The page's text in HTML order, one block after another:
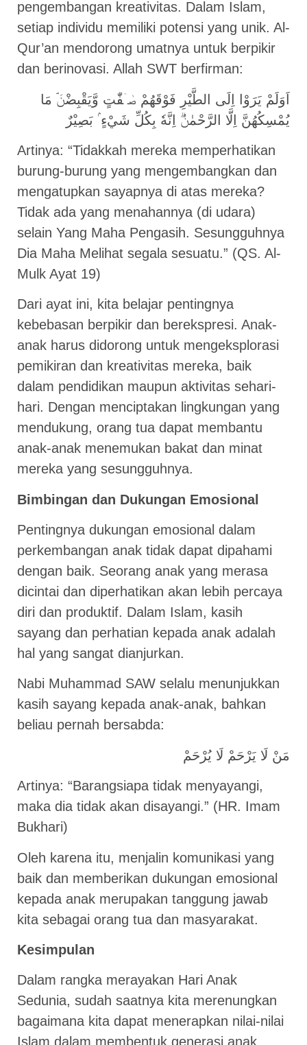
pengembangan kreativitas. Dalam Islam,
setiap individu memiliki potensi yang unik. Al-
Qur’an mendorong umatnya untuk berpikir
dan berinovasi. Allah SWT berfirman:
اَوَلَمْ يَرَوْا اِلَى الطَّيْرِ فَوْقَهُمْ صٰۤفّٰتٍ وَّيَقْبِضْنَۘ مَا
يُمْسِكُهُنَّ اِلَّا الرَّحْمٰنُۗ اِنَّهٗ بِكُلِّ شَيْءٍ ۢ بَصِيْرٌ
Artinya: “Tidakkah mereka memperhatikan
burung-burung yang mengembangkan dan
mengatupkan sayapnya di atas mereka?
Tidak ada yang menahannya (di udara)
selain Yang Maha Pengasih. Sesungguhnya
Dia Maha Melihat segala sesuatu.” (QS. Al-
Mulk Ayat 19)
Dari ayat ini, kita belajar pentingnya
kebebasan berpikir dan berekspresi. Anak-
anak harus didorong untuk mengeksplorasi
pemikiran dan kreativitas mereka, baik
dalam pendidikan maupun aktivitas sehari-
hari. Dengan menciptakan lingkungan yang
mendukung, orang tua dapat membantu
anak-anak menemukan bakat dan minat
mereka yang sesungguhnya.
Bimbingan dan Dukungan Emosional
Pentingnya dukungan emosional dalam
perkembangan anak tidak dapat dipahami
dengan baik. Seorang anak yang merasa
dicintai dan diperhatikan akan lebih percaya
diri dan produktif. Dalam Islam, kasih
sayang dan perhatian kepada anak adalah
hal yang sangat dianjurkan.
Nabi Muhammad SAW selalu menunjukkan
kasih sayang kepada anak-anak, bahkan
beliau pernah bersabda:
مَنْ لَا يَرْحَمْ لَا يُرْحَمْ
Artinya: “Barangsiapa tidak menyayangi,
maka dia tidak akan disayangi.” (HR. Imam
Bukhari)
Oleh karena itu, menjalin komunikasi yang
baik dan memberikan dukungan emosional
kepada anak merupakan tanggung jawab
kita sebagai orang tua dan masyarakat.
Kesimpulan
Dalam rangka merayakan Hari Anak
Sedunia, sudah saatnya kita merenungkan
bagaimana kita dapat menerapkan nilai-nilai
Islam dalam membentuk generasi anak